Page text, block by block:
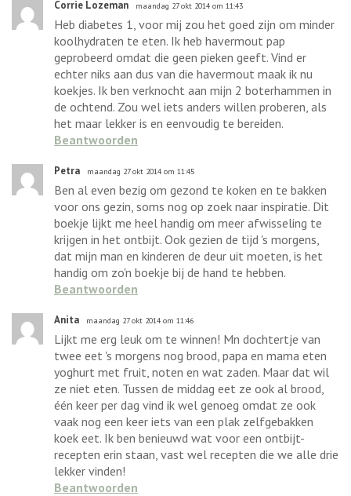
Corrie Lozeman maandag 27 okt 2014 om 11:43
Heb diabetes 1, voor mij zou het goed zijn om minder
koolhydraten te eten. Ik heb havermout pap
geprobeerd omdat die geen pieken geeft. Vind er
echter niks aan dus van die havermout maak ik nu
koekjes. Ik ben verknocht aan mijn 2 boterhammen in
de ochtend. Zou wel iets anders willen proberen, als
het maar lekker is en eenvoudig te bereiden.
Beantwoorden
Petra maandag 27 okt 2014 om 11:45
Ben al even bezig om gezond te koken en te bakken
voor ons gezin, soms nog op zoek naar inspiratie. Dit
boekje lijkt me heel handig om meer afwisseling te
krijgen in het ontbijt. Ook gezien de tijd 's morgens,
dat mijn man en kinderen de deur uit moeten, is het
handig om zo'n boekje bij de hand te hebben.
Beantwoorden
Anita maandag 27 okt 2014 om 11:46
Lijkt me erg leuk om te winnen! Mn dochtertje van
twee eet 's morgens nog brood, papa en mama eten
yoghurt met fruit, noten en wat zaden. Maar dat wil
ze niet eten. Tussen de middag eet ze ook al brood,
één keer per dag vind ik wel genoeg omdat ze ook
vaak nog een keer iets van een plak zelfgebakken
koek eet. Ik ben benieuwd wat voor een ontbijt-
recepten erin staan, vast wel recepten die we alle drie
lekker vinden!
Beantwoorden